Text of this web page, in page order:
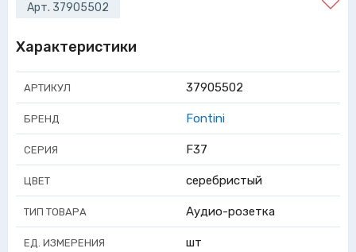
Арт. 37905502
Характеристики
АРТИКУЛ 37905502
БРЕНД Fontini
СЕРИЯ F37
ЦВЕТ серебристый
ТИП ТОВАРА Аудио-розетка
ЕД. ИЗМЕРЕНИЯ шт